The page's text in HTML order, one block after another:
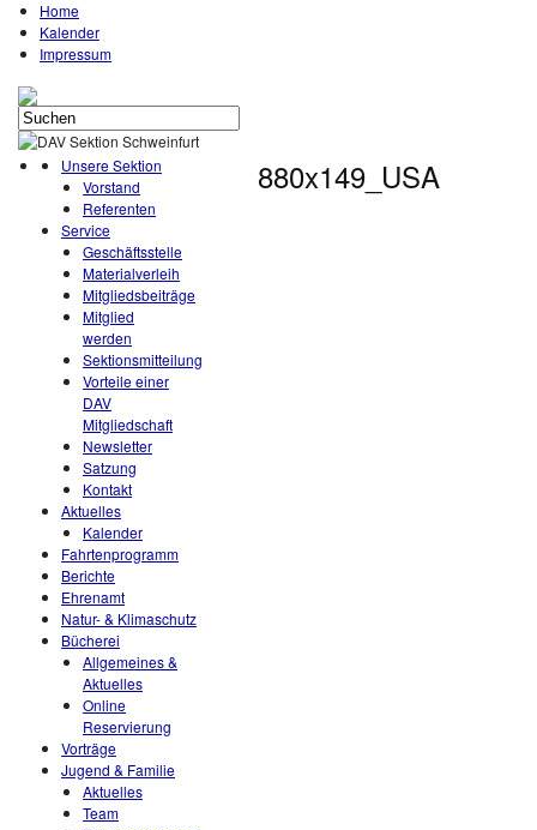
Home
Kalender
Impressum
Unsere Sektion
Vorstand
Referenten
Service
Geschäftsstelle
Materialverleih
Mitgliedsbeiträge
Mitglied
werden
Sektionsmitteilung
Vorteile einer
DAV
Mitgliedschaft
Newsletter
Satzung
Kontakt
Aktuelles
Kalender
Fahrtenprogramm
Berichte
Ehrenamt
Natur- & Klimaschutz
Bücherei
Allgemeines &
Aktuelles
Online
Reservierung
Vorträge
Jugend & Familie
Aktuelles
Team
880x149_USA